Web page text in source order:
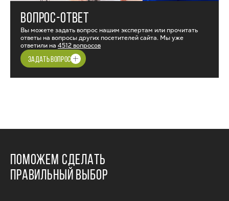
ВОПРОС-ОТВЕТ
Вы можете задать вопрос нашим экспертам или прочитать
ответы на вопросы других посетителей сайта. Мы уже
ответили на 4512 вопросов
ЗАДАТЬ ВОПРОС
ПОМОЖЕМ СДЕЛАТЬ
ПРАВИЛЬНЫЙ ВЫБОР